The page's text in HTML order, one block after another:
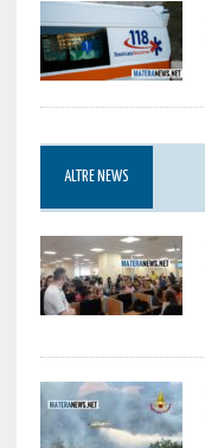
ALTRE NEWS